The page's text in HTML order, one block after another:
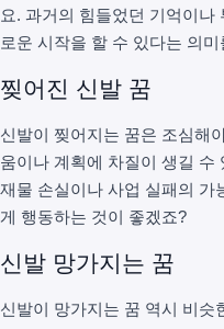
요. 과거의 힘들었던 기억이나
로운 시작을 할 수 있다는 의
찢어진 신발 꿈
신발이 찢어지는 꿈은 조심해
움이나 계획에 차질이 생길 수
재물 손실이나 사업 실패의 가
게 행동하는 것이 좋겠죠?
신발 망가지는 꿈
신발이 망가지는 꿈 역시 비슷